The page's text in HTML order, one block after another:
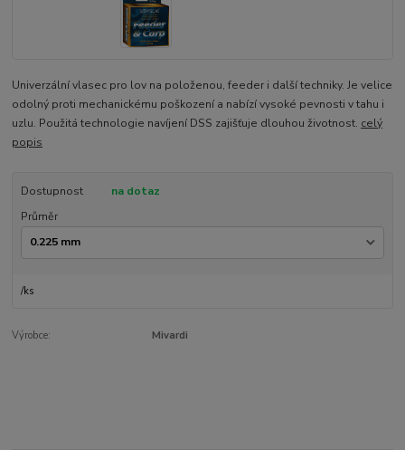
Univerzální vlasec pro lov na položenou, feeder i další techniky. Je velice
odolný proti mechanickému poškození a nabízí vysoké pevnosti v tahu i
uzlu. Použitá technologie navíjení DSS zajišťuje dlouhou životnost. celý
popis
Dostupnost
na dotaz
Průměr
/ks
Výrobce: Mivardi